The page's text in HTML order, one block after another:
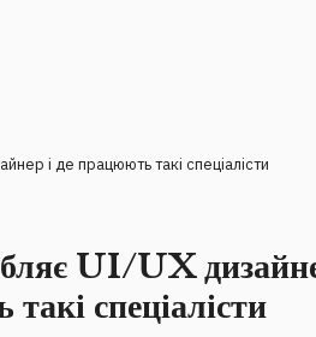
і де працюють такі спеціалісти
UI/UX
спеціалісти